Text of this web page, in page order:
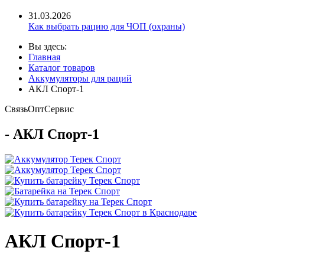
31.03.2026
Как выбрать рацию для ЧОП (охраны)
Вы здесь:
Главная
Каталог товаров
Аккумуляторы для раций
АКЛ Спорт-1
СвязьОптСервис
- АКЛ Спорт-1
АКЛ Спорт-1